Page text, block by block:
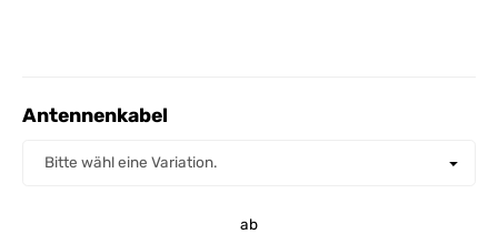
Antennenkabel
Bitte wähl eine Variation.
ab